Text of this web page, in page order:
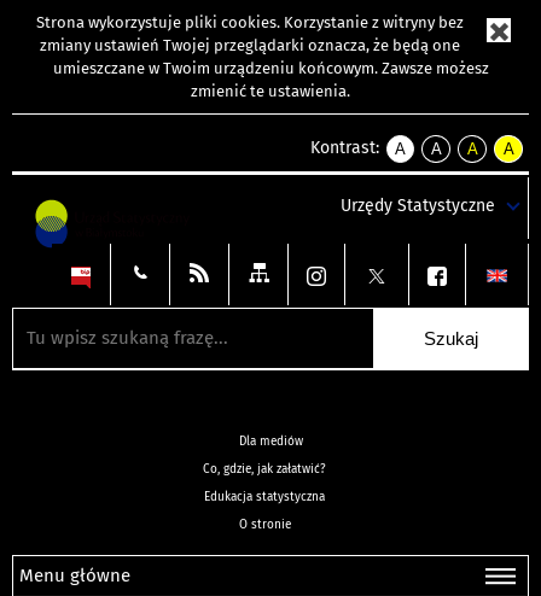
Strona wykorzystuje pliki cookies. Korzystanie z witryny bez
zmiany ustawień Twojej przeglądarki oznacza, że będą one
umieszczane w Twoim urządzeniu końcowym. Zawsze możesz
zmienić te ustawienia.
Kontrast:
A
kontrast
A
kontrast
tekst
czarnym
A
kontrast
tekst
czarnym
A
tekst
żółtym
Urzędy Statystyczne
Dla mediów
Co, gdzie, jak załatwić?
Edukacja statystyczna
O stronie
Menu główne